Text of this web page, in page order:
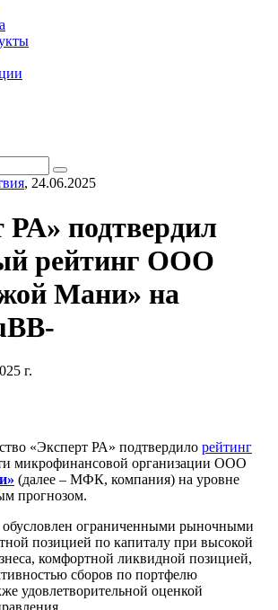
, 24.06.2025
РА» подтвердил
рейтинг ООО
Мани» на
г.
«Эксперт РА» подтвердило рейтинг
микрофинансовой организации ООО
(далее – МФК, компания) на уровне
прогнозом.
ограниченными рыночными
позицией по капиталу при высокой
комфортной ликвидной позицией,
сборов по портфелю
удовлетворительной оценкой